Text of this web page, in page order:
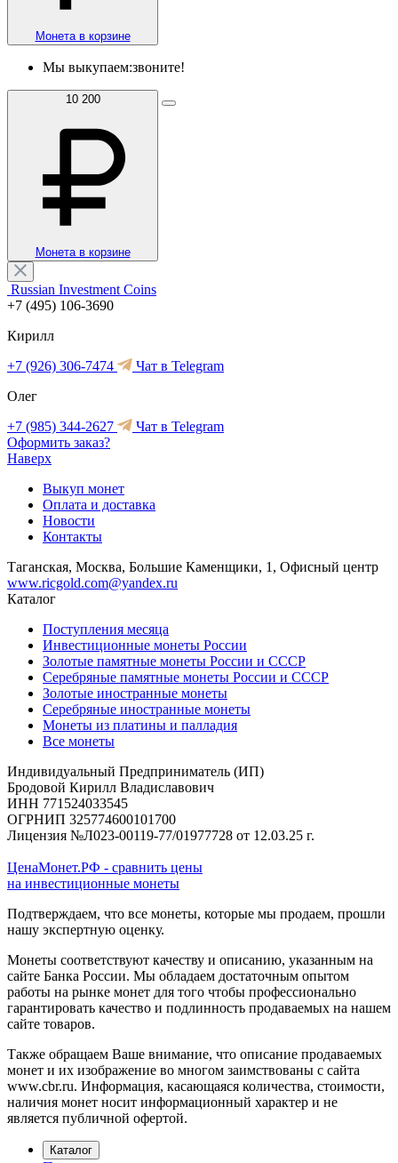
Монета в корзине
Мы выкупаем:звоните!
10 200
Монета в корзине
Russian Investment Coins
+7 (495) 106-3690
Кирилл
+7 (926) 306-7474
Чат в Telegram
Олег
+7 (985) 344-2627
Чат в Telegram
Оформить заказ?
Наверх
Выкуп монет
Оплата и доставка
Новости
Контакты
Таганская, Москва, Большие Каменщики, 1, Офисный центр
www.ricgold.com@yandex.ru
Каталог
Поступления месяца
Инвестиционные монеты России
Золотые памятные монеты России и СССР
Серебряные памятные монеты России и СССР
Золотые иностранные монеты
Серебряные иностранные монеты
Монеты из платины и палладия
Все монеты
Индивидуальный Предприниматель (ИП)
Бродовой Кирилл Владиславович
ИНН 771524033545
ОГРНИП 325774600101700
Лицензия №Л023-00119-77/01977728 от 12.03.25 г.
ЦенаМонет.РФ - сравнить цены
на инвестиционные монеты
Подтверждаем, что все монеты, которые мы продаем, прошли
нашу экспертную оценку.
Монеты соответствуют качеству и описанию, указанным на
сайте Банка России. Мы обладаем достаточным опытом
работы на рынке монет для того чтобы профессионально
гарантировать качество и подлинность продаваемых на нашем
сайте товаров.
Также обращаем Ваше внимание, что описание продаваемых
монет и их изображение во многом заимствованы с сайта
www.cbr.ru. Информация, касающаяся количества, стоимости,
наличия монет носит информационный характер и не
является публичной офертой.
Каталог